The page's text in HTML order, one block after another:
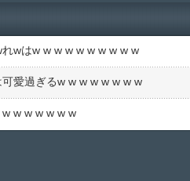
wはw w w w w w w w w w
愛過ぎるw w w w w w w w
w w w w w w